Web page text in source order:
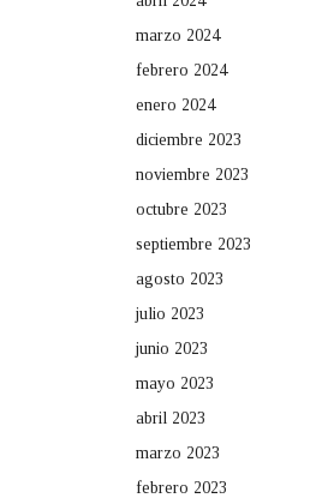
marzo 2024
febrero 2024
enero 2024
diciembre 2023
noviembre 2023
octubre 2023
septiembre 2023
agosto 2023
julio 2023
junio 2023
mayo 2023
abril 2023
marzo 2023
febrero 2023